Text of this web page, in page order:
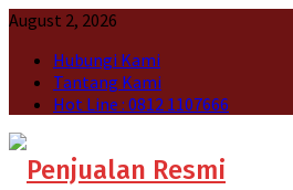
August 2, 2026
Hubungi Kami
Tantang Kami
Hot Line : 0812 1107666